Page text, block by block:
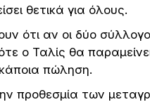
θετικά για όλους.
ότι αν οι δύο
ο Ταλίς θα
πώληση.
προθεσμία των